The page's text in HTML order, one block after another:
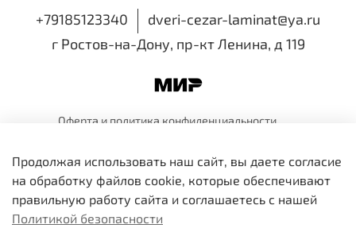
+79185123340
dveri-cezar-laminat@ya.ru
г Ростов-на-Дону, пр-кт Ленина, д 119
Оферта и политика конфиденциальности
ИП Семенова Виктория Николаевна
ИНН 616518514810 ОГРНИП 318819600109991
Продолжая использовать наш сайт, вы даете согласие
на обработку файлов cookie, которые обеспечивают
правильную работу сайта и соглашаетесь с нашей
Политикой безопасности